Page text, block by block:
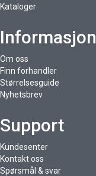
Kataloger
Informasjon
Om oss
Finn forhandler
Størrelsesguide
Nyhetsbrev
Support
Kundesenter
Kontakt oss
Spørsmål & svar